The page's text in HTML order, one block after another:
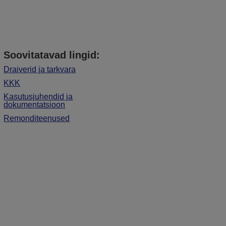
Soovitatavad lingid:
Draiverid ja tarkvara
KKK
Kasutusjuhendid ja
dokumentatsioon
Remonditeenused